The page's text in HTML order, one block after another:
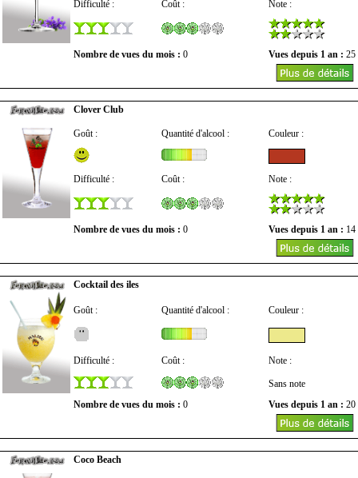
Difficulté : Coût : Note :
Nombre de vues du mois : 0 Vues depuis 1 an : 25
Clover Club
Goût : Quantité d'alcool : Couleur :
Difficulté : Coût : Note :
Nombre de vues du mois : 0 Vues depuis 1 an : 14
Cocktail des iles
Goût : Quantité d'alcool : Couleur :
Difficulté : Coût : Note :
Sans note
Nombre de vues du mois : 0 Vues depuis 1 an : 20
Coco Beach